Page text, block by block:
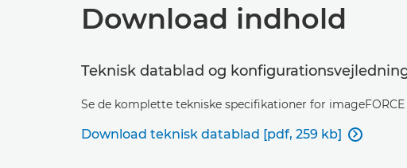
Download indhold
Teknisk datablad og
Se de komplette tekniske specifikationer for imageFORCE
Download teknisk datablad [pdf, 259 kb] 